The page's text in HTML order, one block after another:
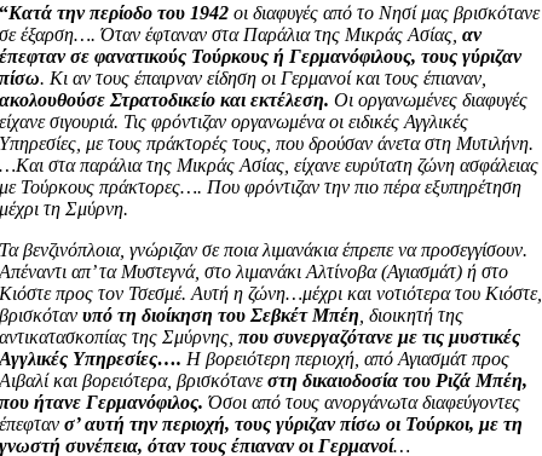
“Κατά την περίοδο του 1942 οι διαφυγές από το Νησί μας βρισκότανε
σε έξαρση…. Όταν έφταναν στα Παράλια της Μικράς Ασίας,αν
έπεφταν σε φανατικούς Τούρκους ή Γερμανόφιλους, τους γύριζαν
πίσω. Κι αν τους έπαιρναν είδηση οι Γερμανοί και τους έπιαναν,
ακολουθούσε Στρατοδικείο και εκτέλεση. Οι οργανωμένες διαφυγές
είχανε σιγουριά. Τις φρόντιζαν οργανωμένα οι ειδικές Αγγλικές
Υπηρεσίες, με τους πράκτορές τους, που δρούσαν άνετα στη Μυτιλήνη.
…Και στα παράλια της Μικράς Ασίας, είχανε ευρύτατη ζώνη ασφάλειας
με Τούρκους πράκτορες…. Που φρόντιζαν την πιο πέρα εξυπηρέτηση
μέχρι τη Σμύρνη.
Τα βενζινόπλοια, γνώριζαν σε ποια λιμανάκια έπρεπε να προσεγγίσουν.
Απέναντι απ’ τα Μυστεγνά, στο λιμανάκι Αλτίνοβα (Αγιασμάτ) ή στο
Κιόστε προς τον Τσεσμέ. Αυτή η ζώνη…μέχρι και νοτιότερα του Κιόστε,
βρισκότανυπό τη διοίκηση του Σεβκέτ Μπέη , διοικητή της
αντικατασκοπίας της Σμύρνης,που συνεργαζότανε με τις μυστικές
Αγγλικές Υπηρεσίες…. Η βορειότερη περιοχή, από Αγιασμάτ προς
Αιβαλί και βορειότερα, βρισκότανεστη δικαιοδοσία του Ριζά Μπέη,
που ήτανε Γερμανόφιλος. Όσοι από τους ανοργάνωτα διαφεύγοντες
έπεφτανσ’ αυτή την περιοχή, τους γύριζαν πίσω οι Τούρκοι, με τη
γνωστή συνέπεια, όταν τους έπιαναν οι Γερμανοί…